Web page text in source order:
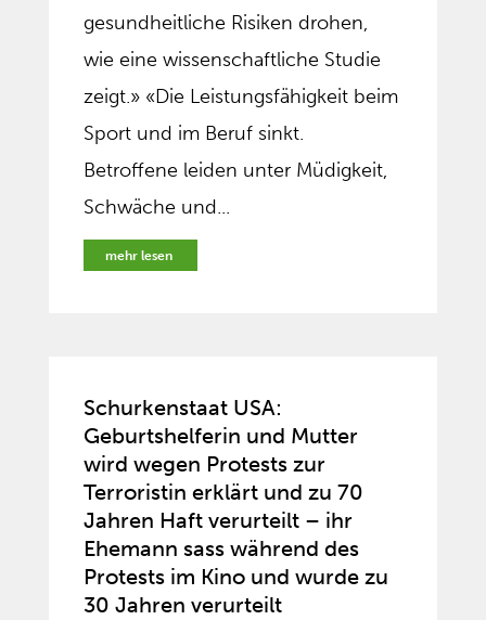
gesundheitliche Risiken drohen,
wie eine wissenschaftliche Studie
zeigt.» «Die Leistungsfähigkeit beim
Sport und im Beruf sinkt.
Betroffene leiden unter Müdigkeit,
Schwäche und...
mehr lesen
Schurkenstaat USA:
Geburtshelferin und Mutter
wird wegen Protests zur
Terroristin erklärt und zu 70
Jahren Haft verurteilt – ihr
Ehemann sass während des
Protests im Kino und wurde zu
30 Jahren verurteilt